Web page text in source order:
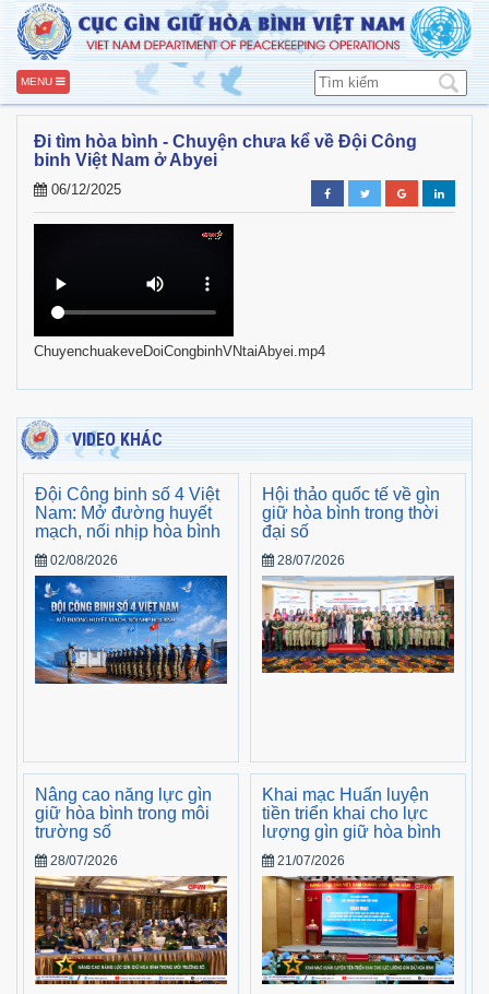
MENU
Đi tìm hòa bình - Chuyện chưa kể về Đội Công
binh Việt Nam ở Abyei
06/12/2025
ChuyenchuakeveDoiCongbinhVNtaiAbyei.mp4
VIDEO KHÁC
Đội Công binh số 4 Việt
Nam: Mở đường huyết
mạch, nối nhịp hòa bình
02/08/2026
Hội thảo quốc tế về gìn
giữ hòa bình trong thời
đại số
28/07/2026
Nâng cao năng lực gìn
giữ hòa bình trong môi
trường số
28/07/2026
Khai mạc Huấn luyện
tiền triển khai cho lực
lượng gìn giữ hòa bình
21/07/2026